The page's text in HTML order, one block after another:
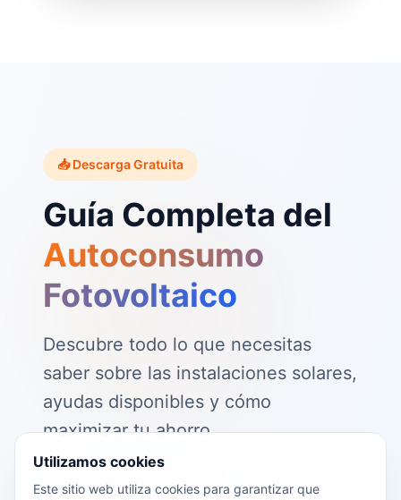
📥 Descarga Gratuita
Guía Completa del
Autoconsumo
Fotovoltaico
Descubre todo lo que necesitas
saber sobre las instalaciones solares,
ayudas disponibles y cómo
maximizar tu ahorro.
📖 Contenido de la guía:
Utilizamos cookies
Este sitio web utiliza cookies para garantizar que